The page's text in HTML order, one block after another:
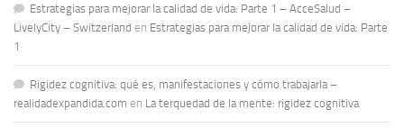
Estrategias para mejorar la calidad de vida: Parte 1 – AcceSalud –
LivelyCity – Switzerland en Estrategias para mejorar la calidad de vida: Parte
1
Rigidez cognitiva: qué es, manifestaciones y cómo trabajarla –
realidadexpandida.com en La terquedad de la mente: rigidez cognitiva